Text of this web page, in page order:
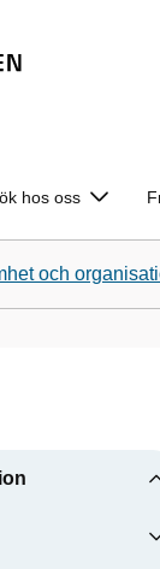
hos oss
och